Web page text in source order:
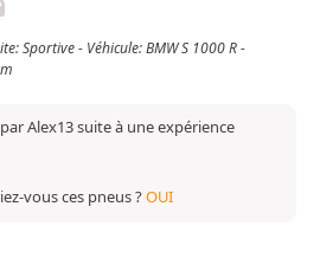
Sportive - Véhicule: BMW S 1000 R -
Alex13 suite à une expérience
vous ces pneus ?OUI